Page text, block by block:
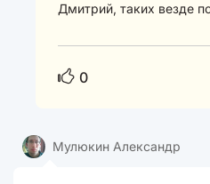
Дмитрий, таких везде
0
Мулюкин Александр